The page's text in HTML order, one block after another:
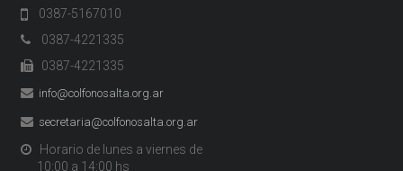
0387-5167010
0387-4221335
0387-4221335
info@colfonosalta.org.ar
secretaria@colfonosalta.org.ar
Horario de lunes a viernes de
10:00 a 14:00 hs